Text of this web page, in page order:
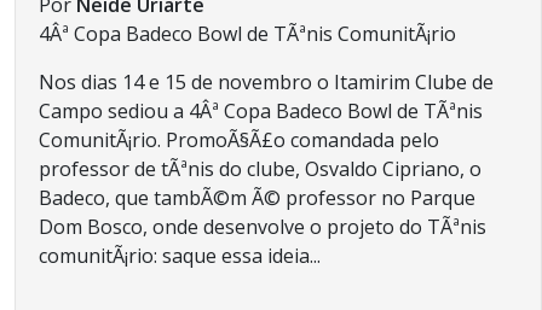
4Âª Copa Badeco Bowl de TÃªnis ComunitÃ¡rio
Nos dias 14 e 15 de novembro o Itamirim Clube de
Campo sediou a 4Âª Copa Badeco Bowl de TÃªnis
ComunitÃ¡rio. PromoÃ§Ã£o comandada pelo
professor de tÃªnis do clube, Osvaldo Cipriano, o
Badeco, que tambÃ©m Ã© professor no Parque
Dom Bosco, onde desenvolve o projeto do TÃªnis
comunitÃ¡rio: saque essa ideia...